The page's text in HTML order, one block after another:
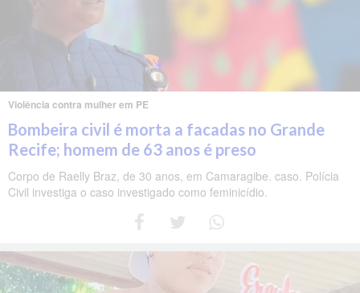
Violência contra mulher em PE
Bombeira civil é morta a facadas no Grande
Recife; homem de 63 anos é preso
Corpo de Raelly Braz, de 30 anos, em Camaragibe. caso. Polícia
Civil investiga o caso investigado como feminicídio.